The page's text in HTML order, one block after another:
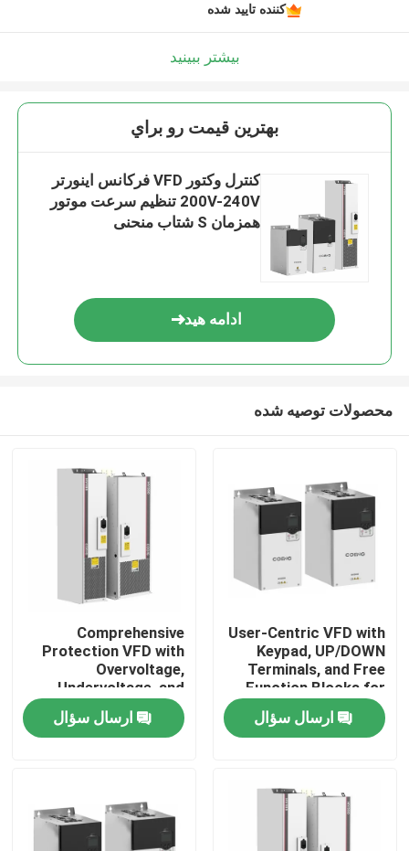
خونه
محصولات
کننده تایید شده
بیشتر ببینید
بهترين قيمت رو براي
کنترل وکتور VFD فرکانس اینورتر
200V-240V تنظیم سرعت موتور
همزمان S شتاب منحنی
ادامه هید
محصولات توصیه شده
User-Centric VFD with
Keypad, UP/DOWN
Terminals, and Free
Function Blocks for
Easy Operation and
Setup ارسال سؤال
Comprehensive
Protection VFD with
Overvoltage,
Undervoltage, and
Phase Loss Safety
Featuresارسال سؤال